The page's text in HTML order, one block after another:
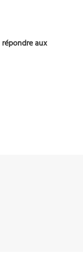
répondre aux